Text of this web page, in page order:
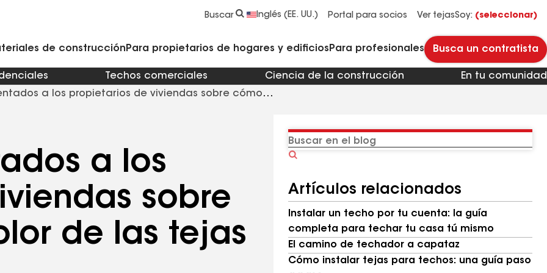
Buscar Inglés (EE. UU.) Portal para socios Ver tejasSoy: (seleccionar)
de construcción Para propietarios de hogares y edificios Para profesionales Busca un contratista
Techos comerciales Ciencia de la construcción
En tu comunidad
a los propietarios de viviendas sobre cómo
a los
sobre
de las tejas
Buscar
el
blog
Artículos relacionados
Instalar un techo por tu cuenta: la guía
completa para techar tu casa tú mismo
El camino de techador a capataz
Cómo instalar tejas para techos: una guía paso